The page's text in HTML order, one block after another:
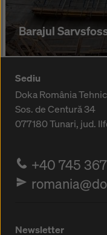
Barajul
Sediu
Doka România
Sos. de Centură 34
077180Tunari, jud.
+40 745
Newsletter